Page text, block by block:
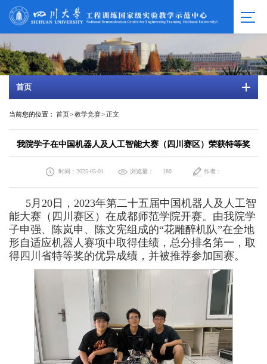
首页
当前您的位置： 首页>教学竞赛>正文
我院学子在中国机器人及人工智能大赛（四川赛区）荣获特等奖
时间：2025-05-01 浏览量： 180 作者：
5月20日，2023年第二十五届中国机器人及人工智
能大赛（四川赛区）在成都师范学院开赛。由我院学
子申强、陈岚申、陈文宪组成的“花雕醉机队”在全地
形自适应机器人赛项中取得佳绩，总分排名第一，取
得四川省特等奖的优异成绩，并被推荐参加国赛。